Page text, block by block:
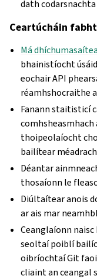
dath
Ceartúcháin
Má
bhainistíocht
eochair API
réamhshocraithe
Fanann staitisticí
thoipeolaíocht
bailítear
Déantar
thosaíonn le
Diúltaítear anois
ar ais mar
Ceanglaíonn
seoltaí poiblí
oibríochtaí Git
cliaint an ceangal